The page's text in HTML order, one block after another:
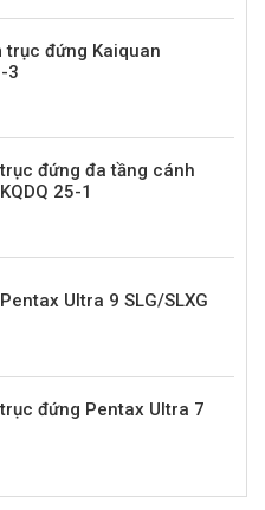
trục đứng Kaiquan
3
đứng đa tầng cánh
25-1
Ultra 9 SLG/SLXG
đứng Pentax Ultra 7